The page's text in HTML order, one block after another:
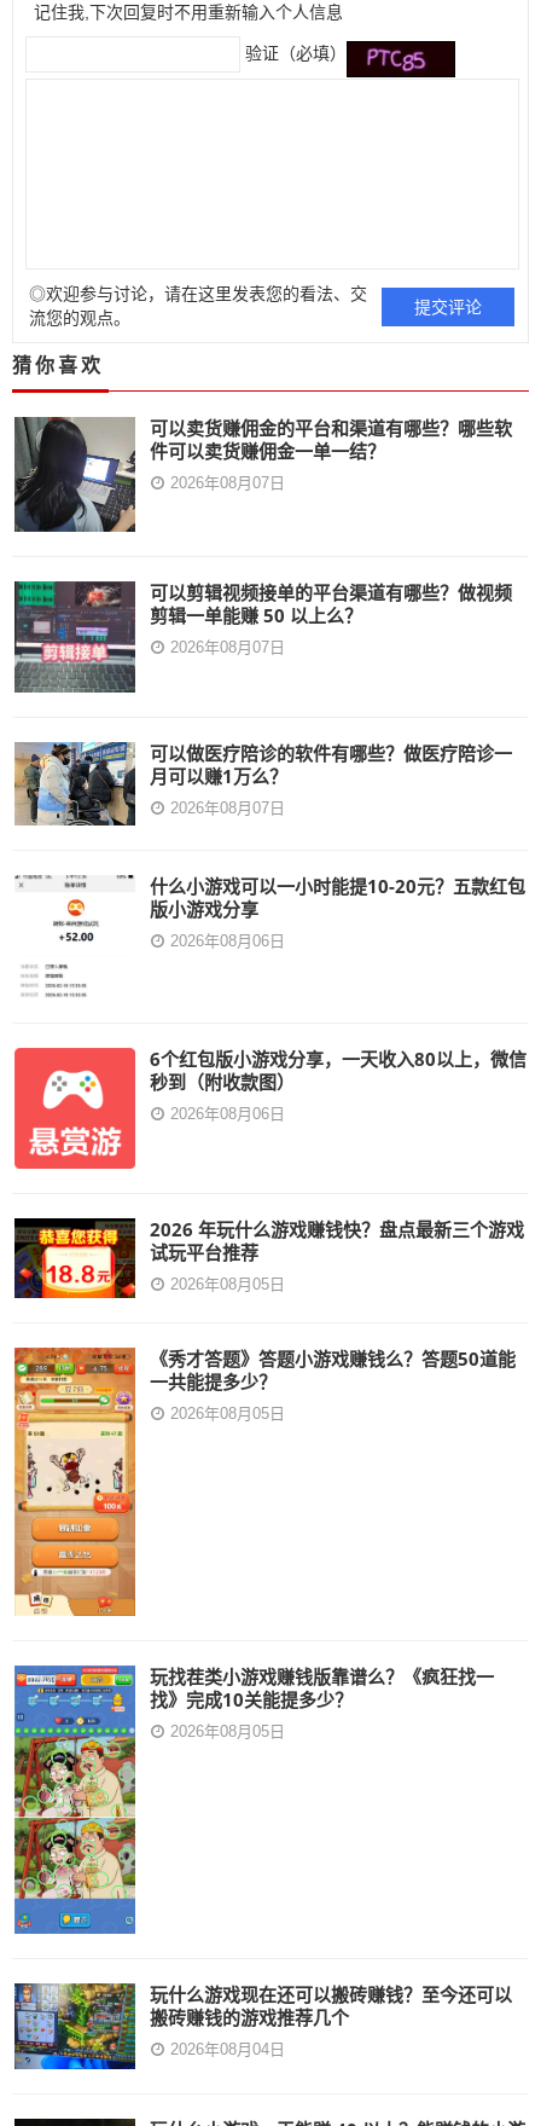
记住我,下次回复时不用重新输入个人信息
验证（必填）
◎欢迎参与讨论，请在这里发表您的看法、交
流您的观点。
猜你喜欢
可以卖货赚佣金的平台和渠道有哪些？哪些软
件可以卖货赚佣金一单一结？
2026年08月07日
可以剪辑视频接单的平台渠道有哪些？做视频
剪辑一单能赚 50 以上么？
2026年08月07日
可以做医疗陪诊的软件有哪些？做医疗陪诊一
月可以赚1万么？
2026年08月07日
什么小游戏可以一小时能提10-20元？五款红包
版小游戏分享
2026年08月06日
6个红包版小游戏分享，一天收入80以上，微信
秒到（附收款图）
2026年08月06日
2026 年玩什么游戏赚钱快？盘点最新三个游戏
试玩平台推荐
2026年08月05日
《秀才答题》答题小游戏赚钱么？答题50道能
一共能提多少？
2026年08月05日
玩找茬类小游戏赚钱版靠谱么？《疯狂找一
找》完成10关能提多少？
2026年08月05日
玩什么游戏现在还可以搬砖赚钱？至今还可以
搬砖赚钱的游戏推荐几个
2026年08月04日